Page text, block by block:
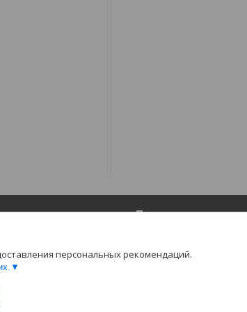
Популярное
Товары для депиляции
персональных рекомендаций.